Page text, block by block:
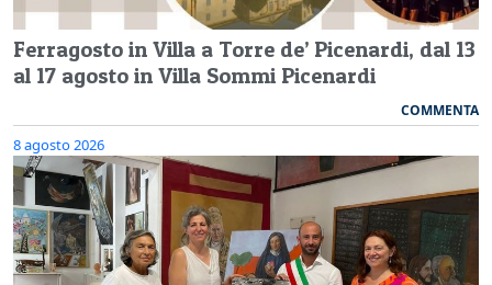
Ferragosto in Villa a Torre de’ Picenardi, dal 13
al 17 agosto in Villa Sommi Picenardi
COMMENTA
8 agosto 2026